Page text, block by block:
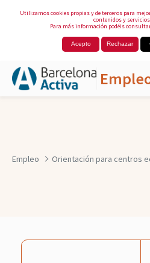
Utilizamos cookies propias y de terceros para
contenidos y
Para más información podéis
Acepto Rechazar
Empleo Orientación para centros